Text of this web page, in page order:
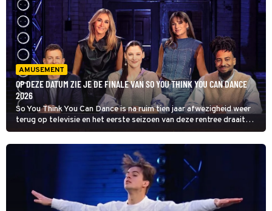
AMUSEMENT
OP DEZE DATUM ZIE JE DE FINALE VAN SO YOU THINK YOU CAN DANCE
2026
So You Think You Can Dance is na ruim tien jaar afwezigheid weer
terug op televisie en het eerste seizoen van deze rentree draait
momenteel op volle toeren, maar we kijken alvast vooruit naar de
grote finale.